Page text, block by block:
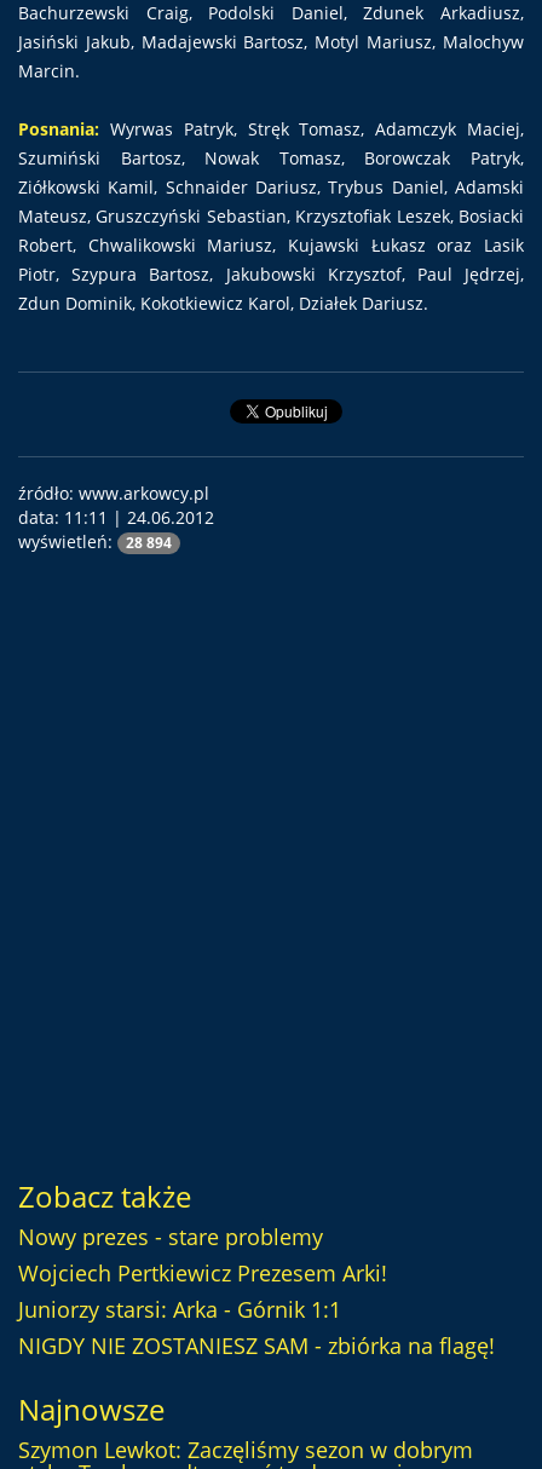
Bachurzewski Craig, Podolski Daniel, Zdunek Arkadiusz,
Jasiński Jakub, Madajewski Bartosz, Motyl Mariusz, Malochyw
Marcin.
Posnania: Wyrwas Patryk, Stręk Tomasz, Adamczyk Maciej,
Szumiński Bartosz, Nowak Tomasz, Borowczak Patryk,
Ziółkowski Kamil, Schnaider Dariusz, Trybus Daniel, Adamski
Mateusz, Gruszczyński Sebastian, Krzysztofiak Leszek, Bosiacki
Robert, Chwalikowski Mariusz, Kujawski Łukasz oraz Lasik
Piotr, Szypura Bartosz, Jakubowski Krzysztof, Paul Jędrzej,
Zdun Dominik, Kokotkiewicz Karol, Działek Dariusz.
źródło: www.arkowcy.pl
data: 11:11 | 24.06.2012
wyświetleń:
28 894
Zobacz także
Nowy prezes - stare problemy
Wojciech Pertkiewicz Prezesem Arki!
Juniorzy starsi: Arka - Górnik 1:1
NIGDY NIE ZOSTANIESZ SAM - zbiórka na flagę!
Najnowsze
Szymon Lewkot: Zaczęliśmy sezon w dobrym